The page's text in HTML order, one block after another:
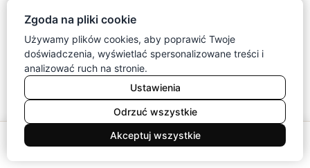
Równowaga ekspozycji i
pojemności
Wymaga pełnej ściany lub dwóch
stref
Zgoda na pliki cookie
Używamy plików cookies, aby poprawić Twoje
doświadczenia, wyświetlać spersonalizowane treści i
analizować ruch na stronie.
Ustawienia
Odrzuć wszystkie
Akceptuj wszystkie